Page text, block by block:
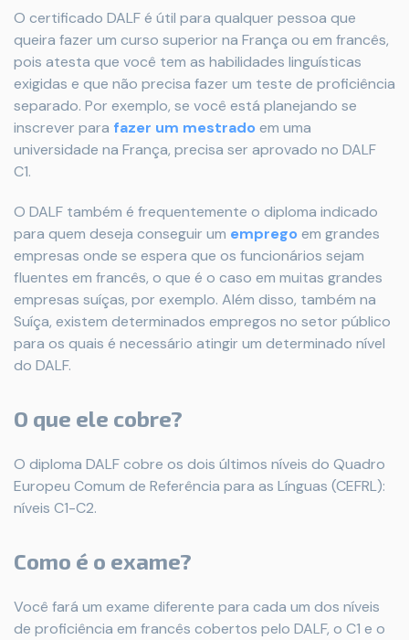
O certificado DALF é útil para qualquer pessoa que
queira fazer um curso superior na França ou em francês,
pois atesta que você tem as habilidades linguísticas
exigidas e que não precisa fazer um teste de proficiência
separado. Por exemplo, se você está planejando se
inscrever para fazer um mestrado em uma
universidade na França, precisa ser aprovado no DALF
C1.
O DALF também é frequentemente o diploma indicado
para quem deseja conseguir um emprego em grandes
empresas onde se espera que os funcionários sejam
fluentes em francês, o que é o caso em muitas grandes
empresas suíças, por exemplo. Além disso, também na
Suíça, existem determinados empregos no setor público
para os quais é necessário atingir um determinado nível
do DALF.
O que ele cobre?
O diploma DALF cobre os dois últimos níveis do Quadro
Europeu Comum de Referência para as Línguas (CEFRL):
níveis C1-C2.
Como é o exame?
Você fará um exame diferente para cada um dos níveis
de proficiência em francês cobertos pelo DALF, o C1 e o